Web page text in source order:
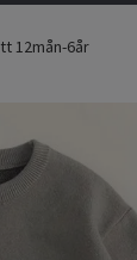
12mån-6år